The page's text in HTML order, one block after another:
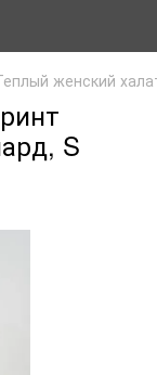
женский
S